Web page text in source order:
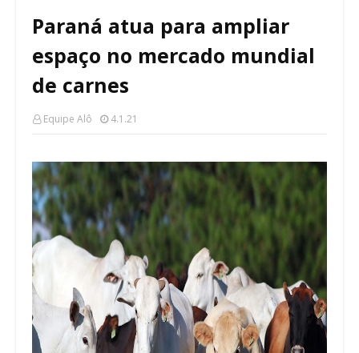
Paraná atua para ampliar
espaço no mercado mundial
de carnes
Equipe Alô 4.1.21